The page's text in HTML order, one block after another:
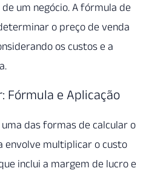
um negócio. A fórmula de
o preço de venda
os custos e a
Fórmula e Aplicação
das formas de calcular o
envolve multiplicar o custo
inclui a margem de lucro e